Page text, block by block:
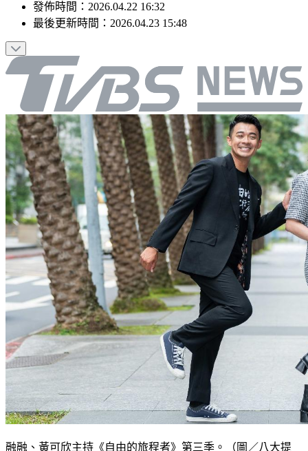
最後更新時間：2026.04.23 15:48
供）